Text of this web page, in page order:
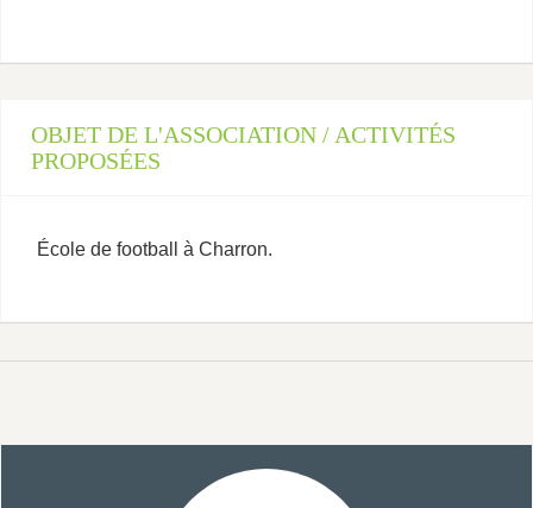
OBJET DE L'ASSOCIATION / ACTIVITÉS
PROPOSÉES
École de football à Charron.